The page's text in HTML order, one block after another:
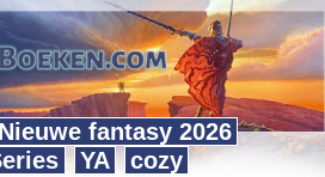
Nieuwe fantasy 2026
YA cozy